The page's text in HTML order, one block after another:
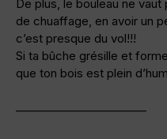
De plus, le bouleau ne
de chuaffage, en avoir un
c’est presque du vol!!!
Si ta bûche grésille et
que ton bois est plein
———————————